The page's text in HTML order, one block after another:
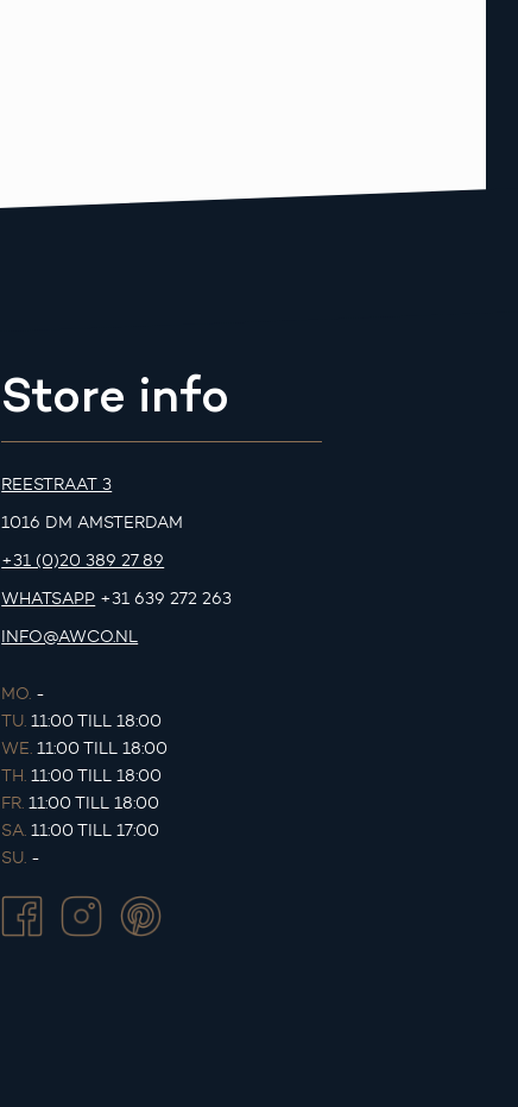
Store info
REESTRAAT 3
1016 DM AMSTERDAM
+31 (0)20 389 27 89
WHATSAPP +31 639 272 263
INFO@AWCO.NL
MO. -
TU. 11:00 TILL 18:00
WE. 11:00 TILL 18:00
TH. 11:00 TILL 18:00
FR. 11:00 TILL 18:00
SA. 11:00 TILL 17:00
SU. -